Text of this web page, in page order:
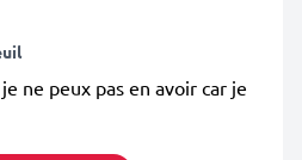
ne peux pas en avoir car je